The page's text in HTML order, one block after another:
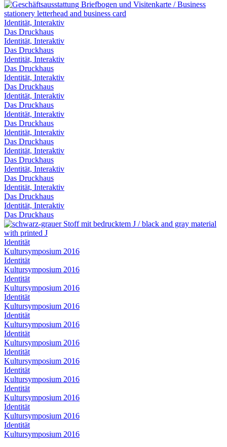
Identität, Interaktiv
Das Druckhaus
Identität, Interaktiv
Das Druckhaus
Identität, Interaktiv
Das Druckhaus
Identität, Interaktiv
Das Druckhaus
Identität, Interaktiv
Das Druckhaus
Identität, Interaktiv
Das Druckhaus
Identität, Interaktiv
Das Druckhaus
Identität, Interaktiv
Das Druckhaus
Identität, Interaktiv
Das Druckhaus
Identität, Interaktiv
Das Druckhaus
Identität, Interaktiv
Das Druckhaus
Identität
Kultursymposium 2016
Identität
Kultursymposium 2016
Identität
Kultursymposium 2016
Identität
Kultursymposium 2016
Identität
Kultursymposium 2016
Identität
Kultursymposium 2016
Identität
Kultursymposium 2016
Identität
Kultursymposium 2016
Identität
Kultursymposium 2016
Identität
Kultursymposium 2016
Identität
Kultursymposium 2016